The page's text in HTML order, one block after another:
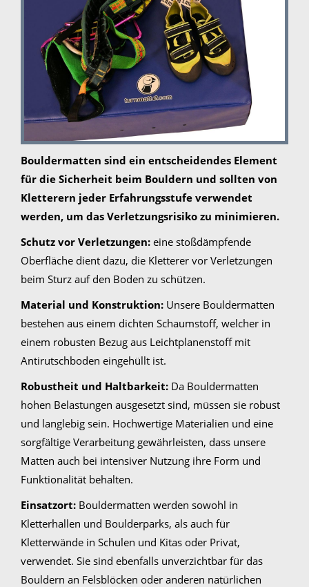
Bouldermatten sind ein entscheidendes Element
für die Sicherheit beim Bouldern und sollten von
Kletterern jeder Erfahrungsstufe verwendet
werden, um das Verletzungsrisiko zu minimieren.
Schutz vor Verletzungen: eine stoßdämpfende
Oberfläche dient dazu, die Kletterer vor Verletzungen
beim Sturz auf den Boden zu schützen.
Material und Konstruktion: Unsere Bouldermatten
bestehen aus einem dichten Schaumstoff, welcher in
einem robusten Bezug aus Leichtplanenstoff mit
Antirutschboden eingehüllt ist.
Robustheit und Haltbarkeit: Da Bouldermatten
hohen Belastungen ausgesetzt sind, müssen sie robust
und langlebig sein. Hochwertige Materialien und eine
sorgfältige Verarbeitung gewährleisten, dass unsere
Matten auch bei intensiver Nutzung ihre Form und
Funktionalität behalten.
Einsatzort: Bouldermatten werden sowohl in
Kletterhallen und Boulderparks, als auch für
Kletterwände in Schulen und Kitas oder Privat,
verwendet. Sie sind ebenfalls unverzichtbar für das
Bouldern an Felsblöcken oder anderen natürlichen